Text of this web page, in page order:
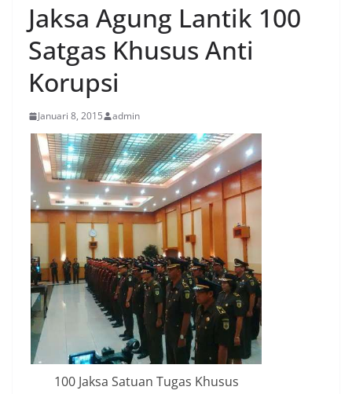
Jaksa Agung Lantik 100
Satgas Khusus Anti
Korupsi
Januari 8, 2015 admin
100 Jaksa Satuan Tugas Khusus